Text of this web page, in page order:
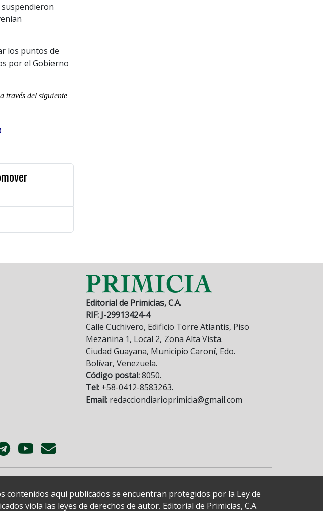
los puntos de
por el Gobierno
través del siguiente
Editorial de Primicias, C.A.
RIF: J-29913424-4
Calle Cuchivero, Edificio Torre Atlantis, Piso
Mezanina 1, Local 2, Zona Alta Vista.
Ciudad Guayana, Municipio Caroní, Edo.
Bolívar, Venezuela.
Código postal:8050.
Tel: +58-0412-8583263.
Email: redacciondiarioprimicia@gmail.com
aquí publicados se encuentran protegidos por la Ley de
viola las leyes de derechos de autor. Editorial de Primicias, C.A.